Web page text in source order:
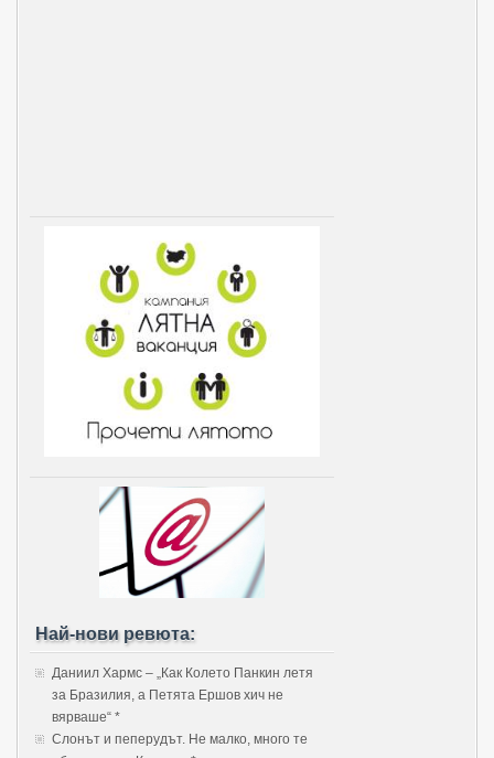
Най-нови ревюта:
Даниил Хармс – „Как Колето Панкин летя
за Бразилия, а Петята Ершов хич не
вярваше“ *
Слонът и пеперудът. Не малко, много те